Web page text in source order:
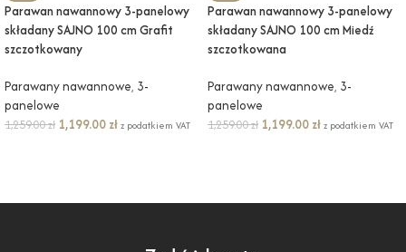
Parawan nawannowy 3-panelowy
składany SAJNO 100 cm Grafit
szczotkowany
Parawany nawannowe, 3-
panelowe
1,259.00zł 1,199.00 złz podatkiem VAT
Parawan nawannowy 3-panelowy
składany SAJNO 100 cm Miedź
szczotkowana
Parawany nawannowe, 3-
panelowe
1,259.00zł 1,199.00 złz podatkiem VAT